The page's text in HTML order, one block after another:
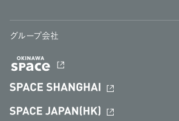
グループ会社